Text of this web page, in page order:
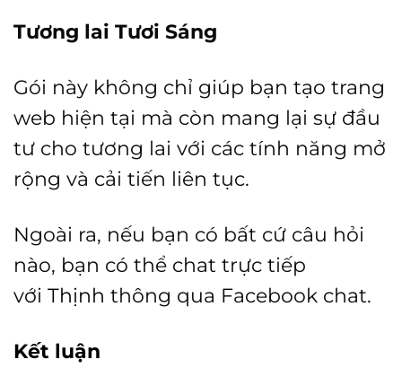
Tương lai Tươi Sáng
Gói này không chỉ giúp bạn tạo trang
web hiện tại mà còn mang lại sự đầu
tư cho tương lai với các tính năng mở
rộng và cải tiến liên tục.
Ngoài ra, nếu bạn có bất cứ câu hỏi
nào, bạn có thể chat trực tiếp
với Thịnh thông qua Facebook chat.
Kết luận